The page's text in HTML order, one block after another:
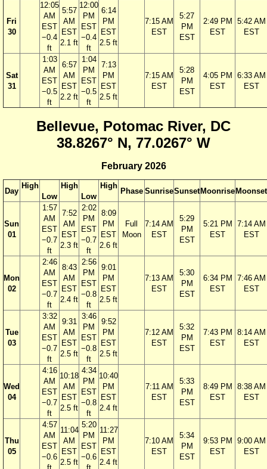
Fri
30
12:05
AM
EST
−0.4
ft
5:57
AM
EST
2.1 ft
12:00
PM
EST
−0.4
ft
6:14
PM
EST
2.5 ft
7:15 AM
EST
5:27
PM
EST
2:49 PM
EST
5:42 AM
EST
Sat
31
1:03
AM
EST
−0.5
ft
6:57
AM
EST
2.2 ft
1:04
PM
EST
−0.5
ft
7:13
PM
EST
2.5 ft
7:15 AM
EST
5:28
PM
EST
4:05 PM
EST
6:33 AM
EST
Bellevue, Potomac River, DC
38.8267° N, 77.0267° W
February 2026
Day
High
Low
High
Low
High
Phase SunriseSunset Moonrise Moonset
Sun
01
1:57
AM
EST
−0.7
ft
7:52
AM
EST
2.3 ft
2:02
PM
EST
−0.7
ft
8:09
PM
EST
2.6 ft
Full
Moon
7:14 AM
EST
5:29
PM
EST
5:21 PM
EST
7:14 AM
EST
Mon
02
2:46
AM
EST
−0.7
ft
8:43
AM
EST
2.4 ft
2:56
PM
EST
−0.8
ft
9:01
PM
EST
2.5 ft
7:13 AM
EST
5:30
PM
EST
6:34 PM
EST
7:46 AM
EST
Tue
03
3:32
AM
EST
−0.7
ft
9:31
AM
EST
2.5 ft
3:46
PM
EST
−0.8
ft
9:52
PM
EST
2.5 ft
7:12 AM
EST
5:32
PM
EST
7:43 PM
EST
8:14 AM
EST
Wed
04
4:16
AM
EST
−0.7
ft
10:18
AM
EST
2.5 ft
4:34
PM
EST
−0.8
ft
10:40
PM
EST
2.4 ft
7:11 AM
EST
5:33
PM
EST
8:49 PM
EST
8:38 AM
EST
Thu
05
4:57
AM
EST
−0.6
11:04
AM
EST
2.5 ft
5:20
PM
EST
−0.6
11:27
PM
EST
2.4 ft
7:10 AM
EST
5:34
PM
EST
9:53 PM
EST
9:00 AM
EST